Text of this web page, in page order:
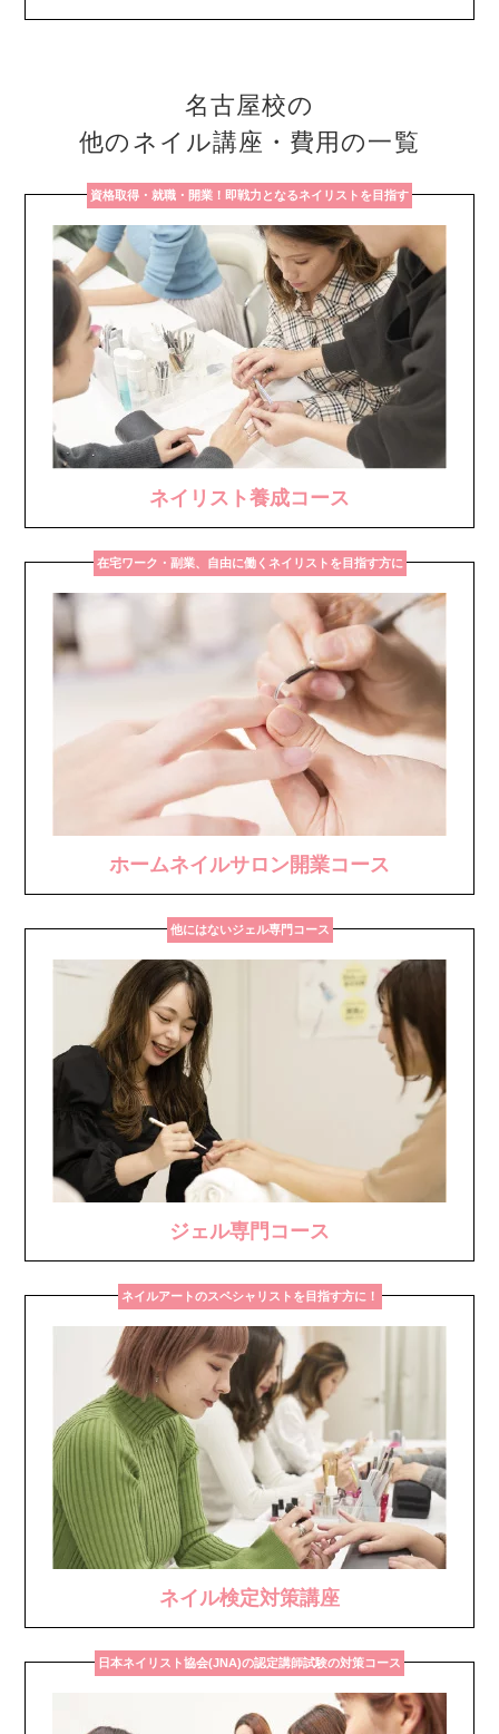
名古屋校の
他のネイル講座・費用の一覧
資格取得・就職・開業！即戦力となるネイリストを目指す
ネイリスト養成コース
在宅ワーク・副業、自由に働くネイリストを目指す方に
ホームネイルサロン開業コース
他にはないジェル専門コース
ジェル専門コース
ネイルアートのスペシャリストを目指す方に！
ネイル検定対策講座
日本ネイリスト協会(JNA)の認定講師試験の対策コース